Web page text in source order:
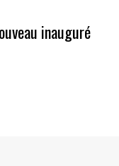
inauguré